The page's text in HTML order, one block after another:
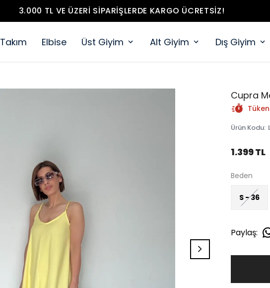
3.000 TL VE ÜZERI SIPARIŞLERDE KARGO ÜCRETSIZ!
Takım Elbise Üst Giyim Alt Giyim Dış Giyim
Cupra
Ürün Kodu:
1.399 TL
Beden
S - 36
Paylaş: